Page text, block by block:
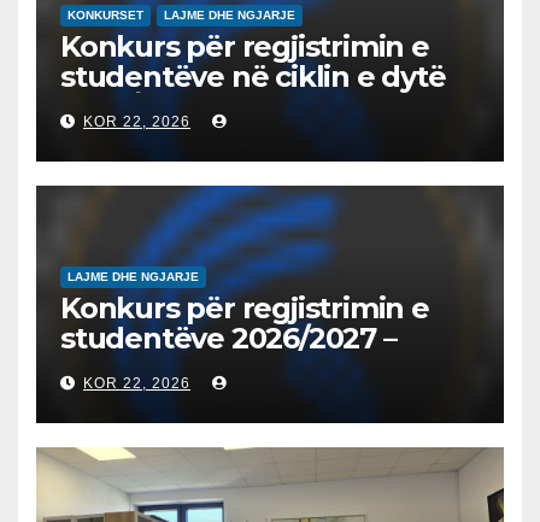
KONKURSET LAJME DHE NGJARJE
Konkurs për regjistrimin e
studentëve në ciklin e dytë
2026/2027 – Конкурс за
запишување на студенти
на втор циклус студии за
2026/2027
KOR 22, 2026
LAJME DHE NGJARJE
Konkurs për regjistrimin e
studentëve 2026/2027 –
Конкурс за запишување на
студенти за 2026/2027
KOR 22, 2026